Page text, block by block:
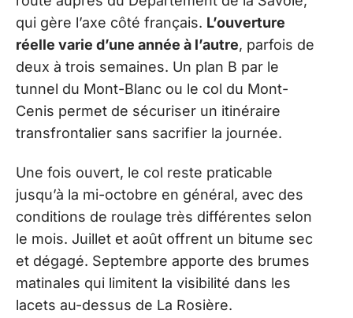
qui gère l’axe côté français. L’ouverture
réelle varie d’une année à l’autre, parfois de
deux à trois semaines. Un plan B par le
tunnel du Mont-Blanc ou le col du Mont-
Cenis permet de sécuriser un itinéraire
transfrontalier sans sacrifier la journée.
Une fois ouvert, le col reste praticable
jusqu’à la mi-octobre en général, avec des
conditions de roulage très différentes selon
le mois. Juillet et août offrent un bitume sec
et dégagé. Septembre apporte des brumes
matinales qui limitent la visibilité dans les
lacets au-dessus de La Rosière.